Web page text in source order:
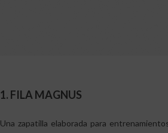
1. FILA MAGNUS
Una zapatilla elaborada para